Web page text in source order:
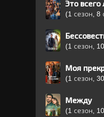
Это
(1 сезон, 8
(1 сезон,
Моя
(1 сезон,
Между
(1 сезон,